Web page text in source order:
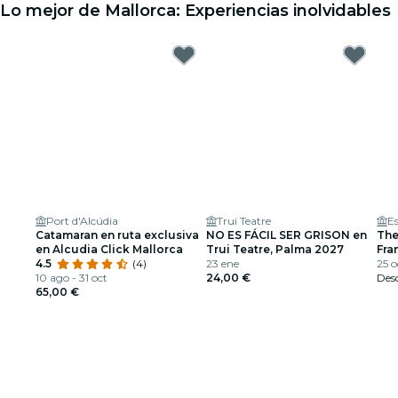
Lo mejor de Mallorca: Experiencias inolvidables
Port d'Alcúdia
Catamaran en ruta exclusiva
en Alcudia Click Mallorca
4.5
(4)
10 ago - 31 oct
65,00 €
Trui Teatre
NO ES FÁCIL SER GRISON en
Trui Teatre, Palma 2027
23 ene
24,00 €
25